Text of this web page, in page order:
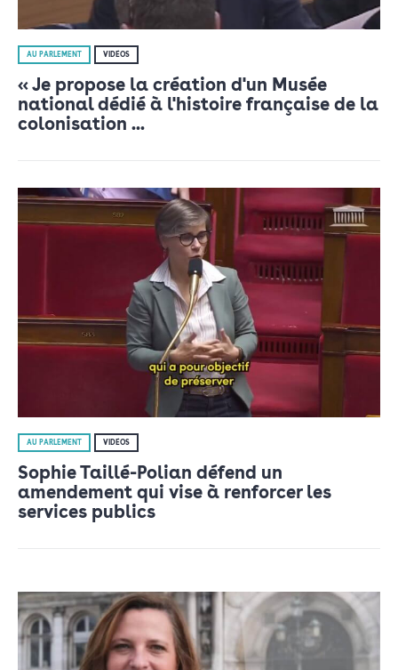
AU PARLEMENT VIDÉOS
« Je propose la création d'un Musée
national dédié à l'histoire française de la
colonisation ...
AU PARLEMENT VIDÉOS
Sophie Taillé-Polian défend un
amendement qui vise à renforcer les
services publics